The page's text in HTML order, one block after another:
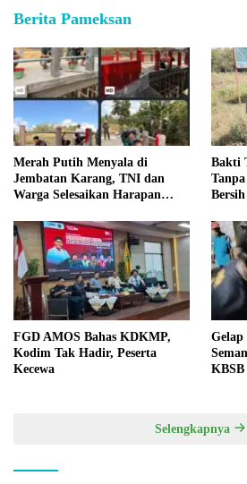
Berita Pameksan
Merah Putih Menyala di
Jembatan Karang, TNI dan
Warga Selesaikan Harapan
Bakti
FGD AMOS Bahas KDKMP,
Kodim Tak Hadir, Peserta
Kecewa
Selengkapnya